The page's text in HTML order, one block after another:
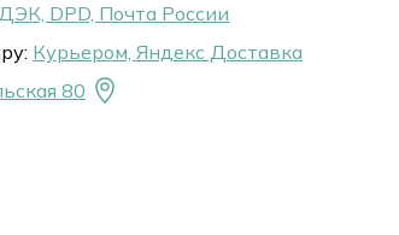
DPD, Почта России
Курьером, Яндекс Доставка
80